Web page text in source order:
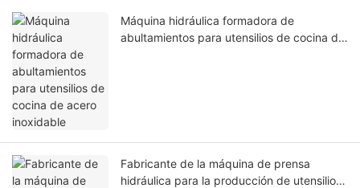
Máquina hidráulica formadora de
abultamientos para utensilios de cocina de
Fabricante de la máquina de prensa
hidráulica para la producción de utensilios